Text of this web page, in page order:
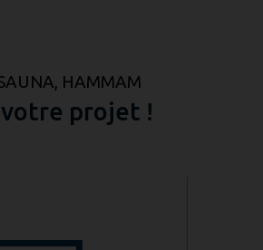
HAMMAM
votre projet !